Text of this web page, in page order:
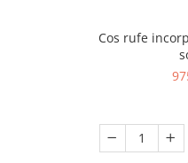
Cos rufe